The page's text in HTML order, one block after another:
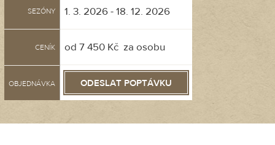
SEZÓNY
CENÍK
OBJEDNÁVKA
1. 3. 2026 - 18. 12. 2026
od 7 450 Kč za osobu
ODESLAT POPTÁVKU